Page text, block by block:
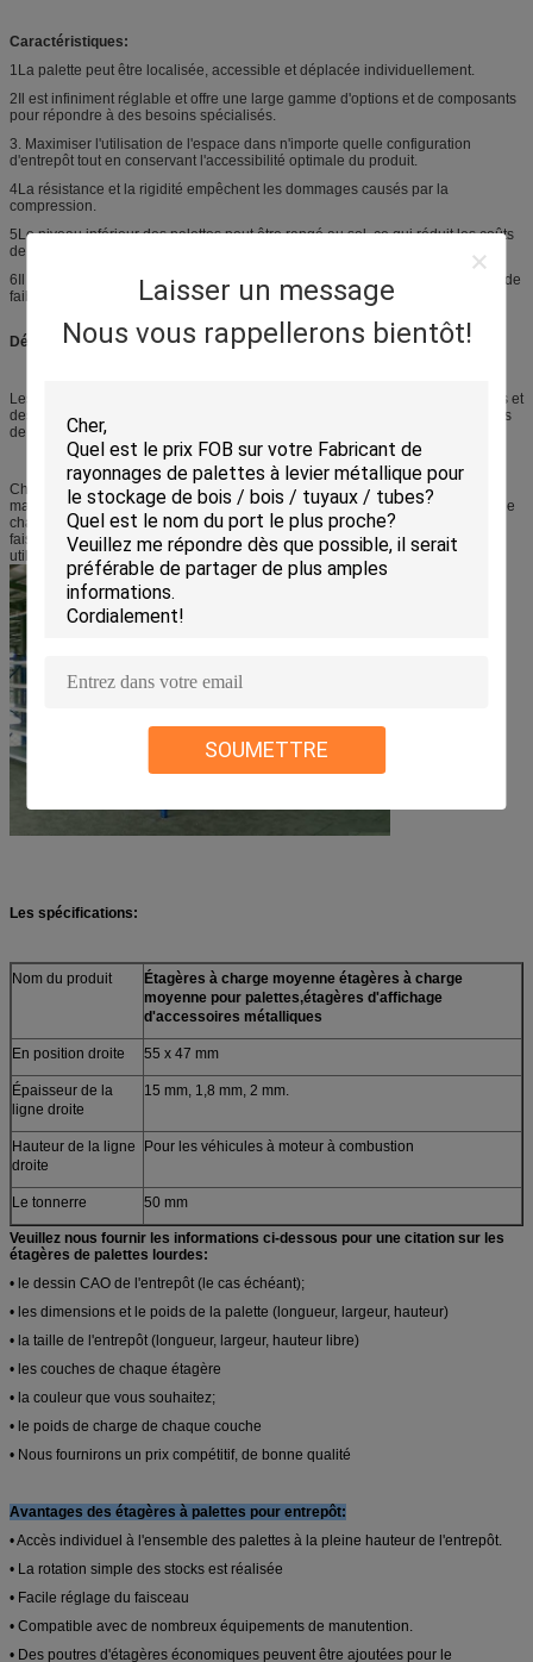
Laisser un message
Nous vous rappellerons bientôt!
SOUMETTRE
Caractéristiques:
1La palette peut être localisée, accessible et déplacée individuellement.
2Il est infiniment réglable et offre une large gamme d'options et de composants
pour répondre à des besoins spécialisés.
3. Maximiser l'utilisation de l'espace dans n'importe quelle configuration
d'entrepôt tout en conservant l'accessibilité optimale du produit.
4La résistance et la rigidité empêchent les dommages causés par la
compression.
5Le niveau inférieur des palettes peut être rangé au sol, ce qui réduit les coûts
de construction.
6Il offre une capacité de stockage élevée, est facile à installer et à régler et a de
faibles coûts d'équipement et d'investissement.
Définition:
Les rayonnages de stockage à charge moyenne, structurés avec des palettes et
des poutres, sont les plus utilisés dans l'industrie de l'entreposage.conteneurs
de stockage en acier, palettes en acier et boîtes de rangement.
Chaque niveau peut être réglable à 75 mm par emplacement et la charge
maximale est de 25000 kg avec une longueur maximale de 12 mètres; chaque
charge de niveau est de 200 kg à 6000 kg, selon la longueur du
faisceau.Palettes en matériaux différents de différentes tailles, peuvent être
utilisés sur des étagères de palettes empilables pratiques.
Les spécifications:
Nom du produit
Étagères à charge moyenne étagères à charge
moyenne pour palettes,étagères d'affichage
d'accessoires métalliques
En position droite 55 x 47 mm
Épaisseur de la
ligne droite
15 mm, 1,8 mm, 2 mm.
Hauteur de la ligne
droite
Pour les véhicules à moteur à combustion
Le tonnerre 50 mm
Longueur 1000 à 3300 mm
Matériel Acier Q235b
Capacité de
chargement de
200 à 800 kg
Surface revêtement en poudre
Certificat
La valeur de l'échantillon doit être déterminée
conformément à la norme ISO 9001 ou ISO 14001.
Veuillez nous fournir les informations ci-dessous pour une citation sur les
étagères de palettes lourdes:
• le dessin CAO de l'entrepôt (le cas échéant);
• les dimensions et le poids de la palette (longueur, largeur, hauteur)
• la taille de l'entrepôt (longueur, largeur, hauteur libre)
• les couches de chaque étagère
• la couleur que vous souhaitez;
• le poids de charge de chaque couche
• Nous fournirons un prix compétitif, de bonne qualité
Avantages des étagères à palettes pour entrepôt:
• Accès individuel à l'ensemble des palettes à la pleine hauteur de l'entrepôt.
• La rotation simple des stocks est réalisée
• Facile réglage du faisceau
• Compatible avec de nombreux équipements de manutention.
• Des poutres d'étagères économiques peuvent être ajoutées pour le